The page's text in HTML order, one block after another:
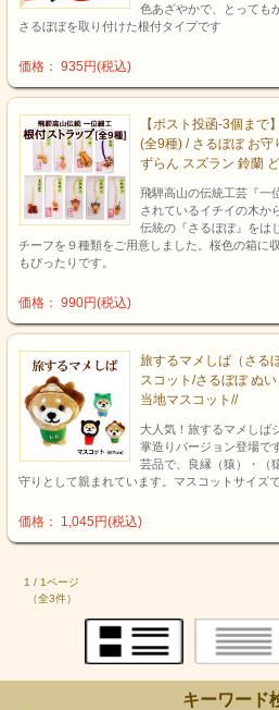
色あざやかで、とっても
さるぼぼを取り付けた根付タイプです
価格： 935円(税込)
【ポスト投函-3個まで
(全9種) / さるぼぼ お守
ずらん スズラン 鈴蘭
飛騨高山の伝統工芸『一
されているイチイの木か
伝統の『さるぼぼ』をは
チーフを９種類をご用意しました。桜色の箱に
もぴったりです。
価格： 990円(税込)
旅するマメしば（さる
スコット/さるぼぼ ぬ
当地マスコット//
大人気！旅するマメしば
掌造りバージョン登場で
芸品で、良縁（猿）・（
守りとして親まれています。マスコットサイズで
価格： 1,045円(税込)
1 / 1ページ
（全3件）
キーワード